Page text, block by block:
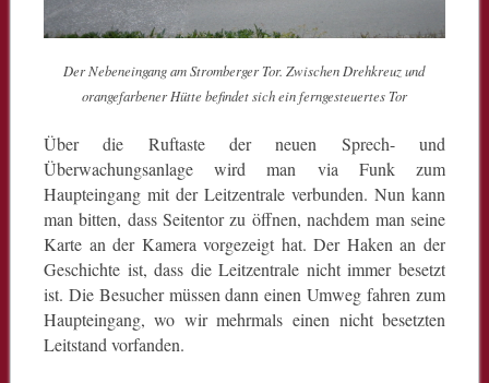
Der Nebeneingang am Stromberger Tor. Zwischen Drehkreuz und
orangefarbener Hütte befindet sich ein ferngesteuertes Tor
Über die Ruftaste der neuen Sprech- und
Überwachungsanlage wird man via Funk zum
Haupteingang mit der Leitzentrale verbunden. Nun kann
man bitten, dass Seitentor zu öffnen, nachdem man seine
Karte an der Kamera vorgezeigt hat. Der Haken an der
Geschichte ist, dass die Leitzentrale nicht immer besetzt
ist. Die Besucher müssen dann einen Umweg fahren zum
Haupteingang, wo wir mehrmals einen nicht besetzten
Leitstand vorfanden.